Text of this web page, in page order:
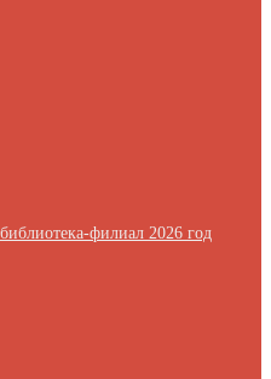
филиал 2026 год